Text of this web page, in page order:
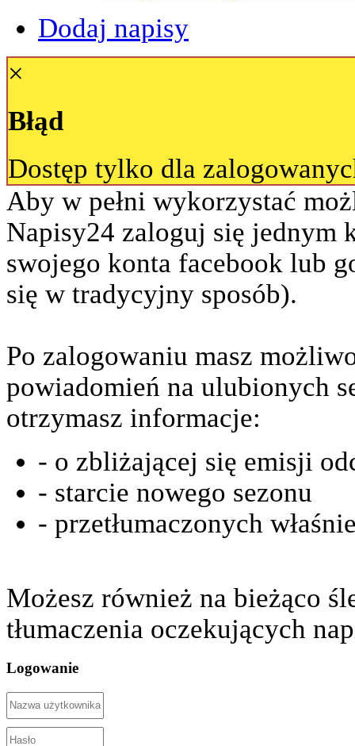
Dodaj napisy
×
Błąd
Dostęp tylko dla
Aby w pełni wykorzystać
Napisy24 zaloguj się jednym
swojego konta facebook lub
się w tradycyjny sposób).
Po zalogowaniu masz
powiadomień na ulubionych
otrzymasz informacje:
- o zbliżającej się emisji
- starcie nowego sezonu
- przetłumaczonych
Możesz również na bieżąco
tłumaczenia oczekujących
Logowanie